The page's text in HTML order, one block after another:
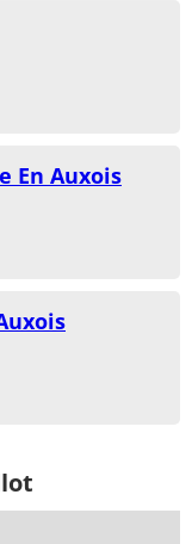
En Auxois